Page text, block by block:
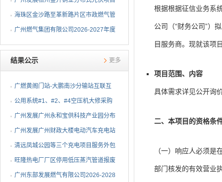
根据根据征信业务系
公司（“财务公司”）
目服务商。现就该项
项目范围、内容
具体需求详见公开询
二、本项目的资格条
（一）响应人必须
部门核发的有效营业
EPC总承包招标公告
海珠区金沙路至革新路片区市政燃气管
网更新工程招标公告
广州燃气集团有限公司2026-2027年度
燃气用埋地聚乙烯（PE1...
结果公示 更多
广燃黄阁门站-大鹏南沙分输站互联互
通改造安全评价及职业...
公用系统#1、#2、#4空压机大修采购
结果公告
⼴州发展⼴州永和宝供科技产业园分布
式光伏项⽬可⾏性研究...
广州发展广州财政大楼电动汽车充电站
项目采购结果公告
清远凤城公园等三个充电项目服务外包
项目采购结果公告
旺隆热电厂厂区停用低压蒸汽管道报废
拆除及废旧物资处置项...
广州东部发展燃气有限公司2026-2028